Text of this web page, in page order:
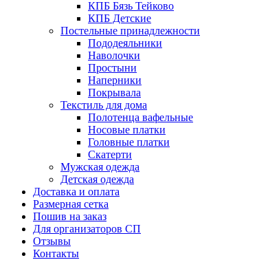
КПБ Бязь Тейково
КПБ Детские
Постельные принадлежности
Пододеяльники
Наволочки
Простыни
Наперники
Покрывала
Текстиль для дома
Полотенца вафельные
Носовые платки
Головные платки
Скатерти
Мужская одежда
Детская одежда
Доставка и оплата
Размерная сетка
Пошив на заказ
Для организаторов СП
Отзывы
Контакты